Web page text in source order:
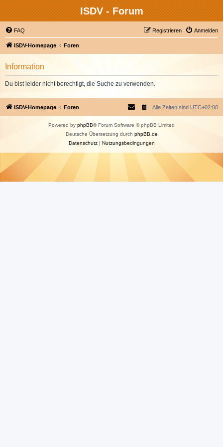
ISDV - Forum
FAQ Anmelden
Registrieren
ISDV-Homepage Foren
Information
Du bist leider nicht berechtigt, die Suche zu verwenden.
ISDV-Homepage Foren Alle Zeiten sind UTC+02:00
Powered by phpBB® Forum Software © phpBB Limited
Deutsche Übersetzung durch phpBB.de
Datenschutz| Nutzungsbedingungen